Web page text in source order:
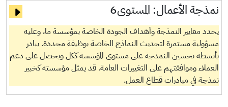
نمذجة الأعمال: المستوى6
يحدد معايير النمذجة وأهداف الجودة الخاصة بمؤسسة ما، وعليه
مسؤولية مستمرة لتحديث النماذج الخاصة بوظيفة محددة. يبادر
بأنشطة تحسين النمذجة على مستوى المؤسسة ككل ويحصل على دعم
العملاء وموافقتهم على التغييرات العامة. قد يمثل مؤسسته كخبير
نمذجة في مبادرات قطاع العمل.